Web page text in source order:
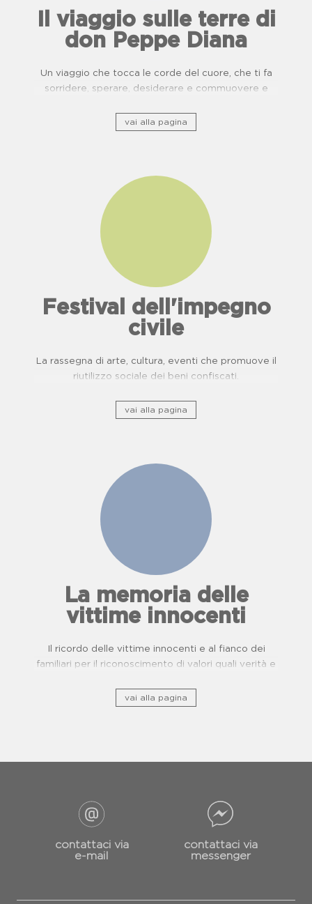
Il viaggio sulle terre di
don Peppe Diana
Un viaggio che tocca le corde del cuore, che ti fa
sorridere, sperare, desiderare e commuovere e
di usanze, cucina e buone pratiche.
vai alla pagina
Festival dell'impegno
civile
La rassegna di arte, cultura, eventi che promuove il
riutilizzo sociale dei beni confiscati.
vai alla pagina
La memoria delle
vittime innocenti
Il ricordo delle vittime innocenti e al fianco dei
familiari per il riconoscimento di valori quali verità e
vai alla pagina
contattaci via
e-mail
contattaci via
messenger